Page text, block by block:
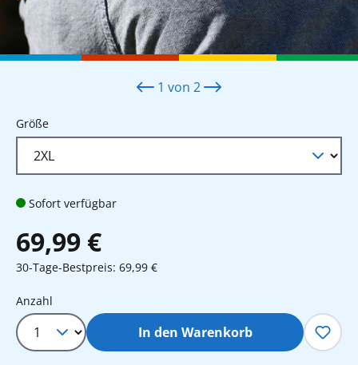
1 von 2
Größeauswählen
Sofort verfügbar
69,99 €
30-Tage-Bestpreis: 69,99 €
Produkt Anzahl: Gib den
Anzahl
In den Warenkorb